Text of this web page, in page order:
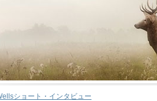
ショート・インタビュー